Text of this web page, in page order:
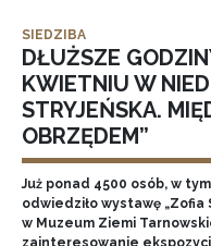
SIEDZIBA
DŁUŻSZE
KWIETNIU W
STRYJEŃSKA.
OBRZĘDEM”
Już ponad 4500 osób, w
odwiedziło wystawę „Zofia
w Muzeum Ziemi
zainteresowanie